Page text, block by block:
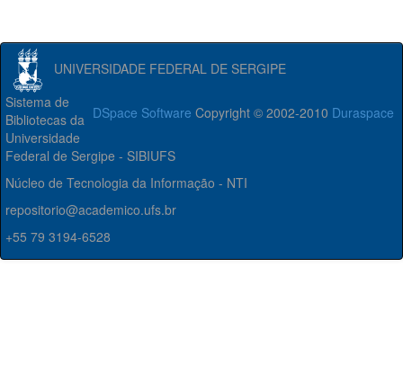
UNIVERSIDADE FEDERAL DE SERGIPE
DSpace Software Copyright © 2002-2010 Duraspace
Sistema de
Bibliotecas da
Universidade
Federal de Sergipe - SIBIUFS
Núcleo de Tecnologia da Informação - NTI
repositorio@academico.ufs.br
+55 79 3194-6528